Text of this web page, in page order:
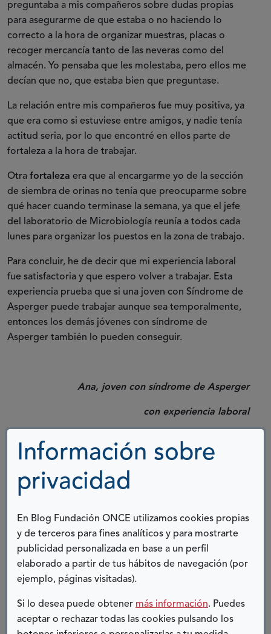
Información sobre
privacidad
En Blog Fundación ONCE utilizamos cookies propias
y de terceros para fines analíticos y para mostrarte
publicidad personalizada en base a un perfil
elaborado a partir de tus hábitos de navegación (por
ejemplo, páginas visitadas).
Si lo desea puede obtener más información. Puedes
aceptar o rechazar todas las cookies pulsando los
preguntaba a mis compañeros sobre dudas propias
para asegurarme de que estaba o no haciendo lo
correcto a la hora de organizar muestras, placas o
recoger mercancía tanto de las neveras como del
almacén. Yo pensaba que les molestaba, pero ellos me
decían que no, que estaba bien que preguntase.
La relación entre mis compañeros fue muy positiva, ya
que era como si estuviese entre amigos, y nadie tenía
actitud seria, por lo que encontré en ellos parte de
fortaleza a la hora de trabajar.
Otra fortaleza era que al encargarme yo de la sección
de siembra de orinas no tenía que preocuparme sobre
qué hacer cuando terminase la semana, ya que el jefe
del laboratorio de Microbiología reunía a todos cada
lunes para organizar los puestos en la zona de trabajo.
Para concluir, he de decir que mi experiencia laboral
fue satisfactoria y que espero volver a trabajar. Esta
experiencia prueba que si una joven con Síndrome de
Asperger puede trabajar aunque sea temporalmente,
entonces los demás jóvenes con síndrome de
Asperger también lo pueden conseguir.
Ana, joven con síndrome de Asperger
con experiencia laboral
COMPARTIR:
Twitter
Facebook
LinkedIn
Telegram
ENTRADAS RELACIONADAS